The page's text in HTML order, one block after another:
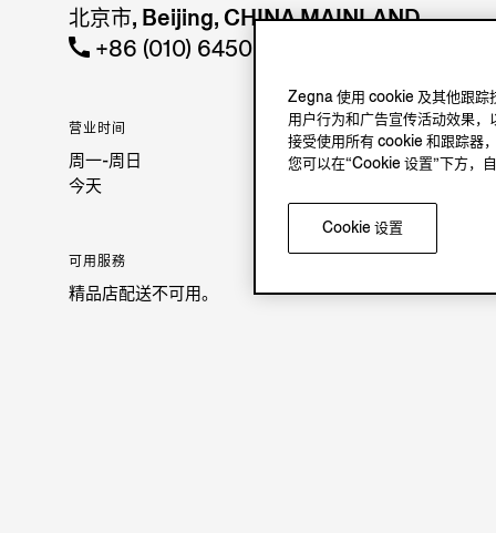
北京市, Beijing, CHINA MAINLAND
+86 (010) 64509362
营业时间
周一-周日
今天
可用服務
精品店配送不可用。
Zegna 使用 cookie 及其他跟踪
用户行为和广告宣传活动效果
接受使用所有 cookie 和跟踪器
您可以在“Cookie 设置”下方，
Cookie 设置